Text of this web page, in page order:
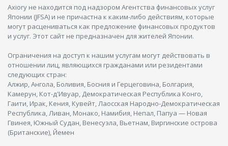
Axiory не находится под надзором Агентства финансовых услуг
Японии (JFSA) и не причастна к каким-либо действиям, которые
могут расцениваться как предложение финансовых продуктов
и услуг. Этот сайт не предназначен для жителей Японии.
Ограничения на доступ к нашим услугам могут действовать в
отношении лиц, являющихся гражданами или резидентами
следующих стран:
Алжир, Ангола, Боливия, Босния и Герцеговина, Болгария,
Камерун, Кот-д'Ивуар, Демократическая Республика Конго,
Гаити, Ирак, Кения, Кувейт, Лаосская Народно-Демократическая
Республика, Ливан, Монако, Намибия, Непал, Папуа — Новая
Гвинея, Южный Судан, Венесуэла, Вьетнам, Виргинские острова
(Британские), Йемен